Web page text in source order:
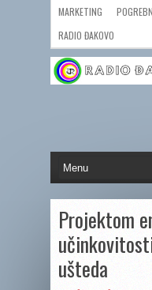
MARKETING
RADIO ĐAKOVO
Projektom
ušteda